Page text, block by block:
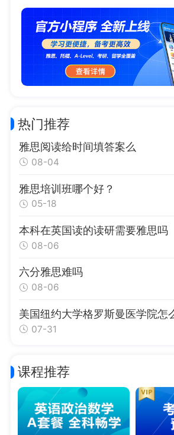
热门推荐
雅思阅读给时间填答案么
08-04
雅思培训班哪个好？
05-18
本科在英国读的读研需要雅思吗
08-06
六分雅思难吗
08-06
07-31
课程推荐